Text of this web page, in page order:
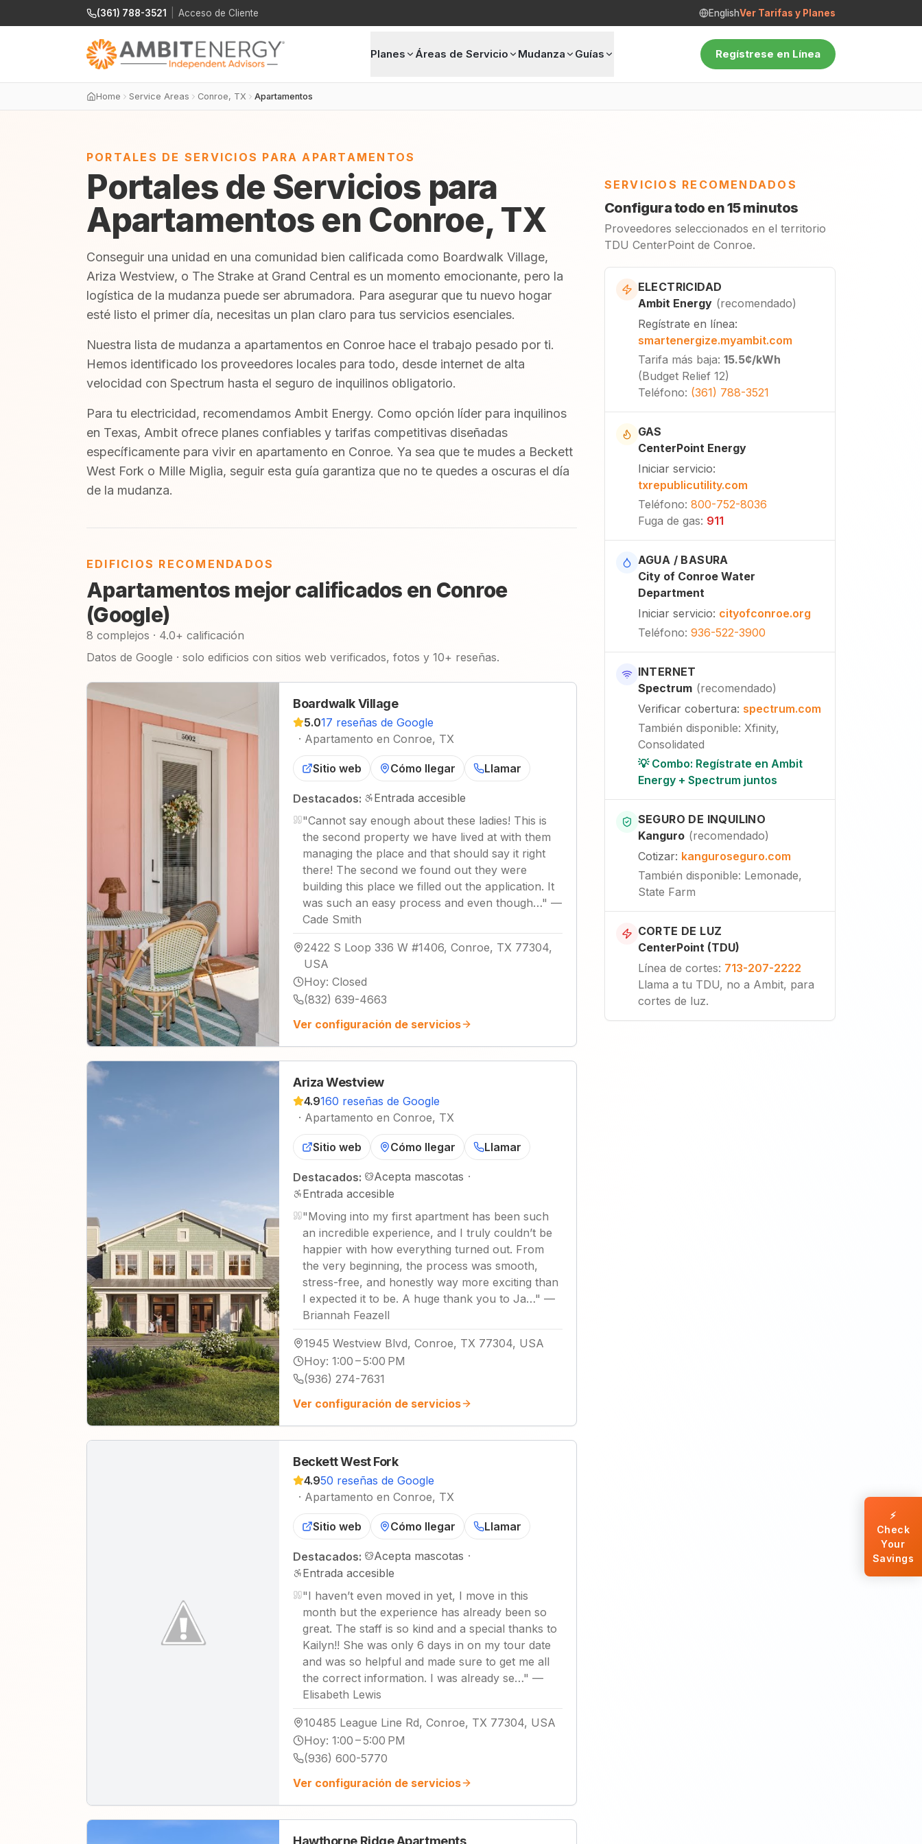
(361) 788-3521 Acceso de Cliente EnglishVer Tarifas y Planes
Planes Áreas de Servicio Mudanza Guías Regístrese en Línea
Home Service Areas Conroe, TX Apartamentos
PORTALES DE SERVICIOS PARA APARTAMENTOS
Portales de Servicios para
Apartamentos en Conroe, TX
Conseguir una unidad en una comunidad bien calificada como Boardwalk Village,
Ariza Westview, o The Strake at Grand Central es un momento emocionante, pero la
logística de la mudanza puede ser abrumadora. Para asegurar que tu nuevo hogar
esté listo el primer día, necesitas un plan claro para tus servicios esenciales.
Nuestra lista de mudanza a apartamentos en Conroe hace el trabajo pesado por ti.
Hemos identificado los proveedores locales para todo, desde internet de alta
velocidad con Spectrum hasta el seguro de inquilinos obligatorio.
Para tu electricidad, recomendamos Ambit Energy. Como opción líder para inquilinos
en Texas, Ambit ofrece planes confiables y tarifas competitivas diseñadas
específicamente para vivir en apartamento en Conroe. Ya sea que te mudes a Beckett
West Fork o Mille Miglia, seguir esta guía garantiza que no te quedes a oscuras el día
de la mudanza.
EDIFICIOS RECOMENDADOS
Apartamentos mejor calificados en Conroe
(Google)
8 complejos · 4.0+ calificación
Datos de Google · solo edificios con sitios web verificados, fotos y 10+ reseñas.
Boardwalk Village
5.017 reseñas de Google
· Apartamento en Conroe, TX
Sitio web Cómo llegar Llamar
Destacados:
Entrada accesible
"Cannot say enough about these ladies! This is
the second property we have lived at with them
managing the place and that should say it right
there! The second we found out they were
building this place we filled out the application. It
was such an easy process and even though…" —
Cade Smith
2422 S Loop 336 W #1406, Conroe, TX 77304,
USA
Hoy: Closed
(832) 639-4663
Ver configuración de servicios
Ariza Westview
4.9160 reseñas de Google
· Apartamento en Conroe, TX
Sitio web Cómo llegar Llamar
Destacados: Acepta mascotas ·
Entrada accesible
"Moving into my first apartment has been such
an incredible experience, and I truly couldn’t be
happier with how everything turned out. From
the very beginning, the process was smooth,
stress-free, and honestly way more exciting than
I expected it to be. A huge thank you to Ja…" —
Briannah Feazell
1945 Westview Blvd, Conroe, TX 77304, USA
Hoy: 1:00 – 5:00 PM
(936) 274-7631
Ver configuración de servicios
Beckett West Fork
4.950 reseñas de Google
· Apartamento en Conroe, TX
Sitio web Cómo llegar Llamar
Destacados: Acepta mascotas ·
Entrada accesible
"I haven’t even moved in yet, I move in this
month but the experience has already been so
great. The staff is so kind and a special thanks to
Kailyn!! She was only 6 days in on my tour date
and was so helpful and made sure to get me all
the correct information. I was already se…" —
Elisabeth Lewis
10485 League Line Rd, Conroe, TX 77304, USA
Hoy: 1:00 – 5:00 PM
(936) 600-5770
Ver configuración de servicios
Hawthorne Ridge Apartments
SERVICIOS RECOMENDADOS
Configura todo en 15 minutos
Proveedores seleccionados en el territorio
TDU CenterPoint de Conroe.
ELECTRICIDAD
Ambit Energy (recomendado)
Regístrate en línea:
smartenergize.myambit.com
Tarifa más baja: 15.5¢/kWh
(Budget Relief 12)
Teléfono: (361) 788-3521
GAS
CenterPoint Energy
Iniciar servicio:
txrepublicutility.com
Teléfono: 800-752-8036
Fuga de gas: 911
AGUA / BASURA
City of Conroe Water
Department
Iniciar servicio: cityofconroe.org
Teléfono: 936-522-3900
INTERNET
Spectrum (recomendado)
Verificar cobertura: spectrum.com
También disponible: Xfinity,
Consolidated
💡 Combo: Regístrate en Ambit
Energy + Spectrum juntos
SEGURO DE INQUILINO
Kanguro (recomendado)
Cotizar: kanguroseguro.com
También disponible: Lemonade,
State Farm
CORTE DE LUZ
CenterPoint (TDU)
Línea de cortes: 713-207-2222
Llama a tu TDU, no a Ambit, para
cortes de luz.
⚡
Check
Your
Savings